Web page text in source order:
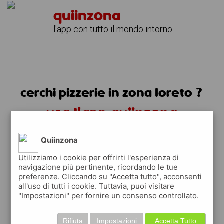
quiinzona
l'app con tutto il mondo intorno
cerchi pizzerie in zona loreto ?
usa l'app quiinzona
Quiinzona
Utilizziamo i cookie per offrirti l'esperienza di
navigazione più pertinente, ricordando le tue
preferenze. Cliccando su "Accetta tutto", acconsenti
all'uso di tutti i cookie. Tuttavia, puoi visitare
"Impostazioni" per fornire un consenso controllato.
Accetta Tutto
Impostazioni
Rifiuta